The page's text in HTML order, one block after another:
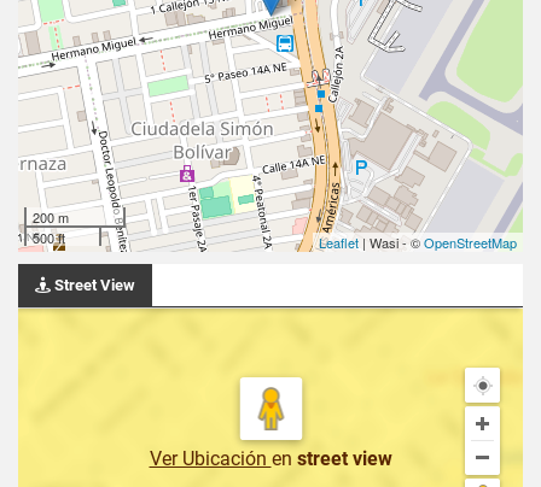
200 m
500 ft
Leaflet | Wasi - ©OpenStreetMap
Street View
Ver Ubicación en street view